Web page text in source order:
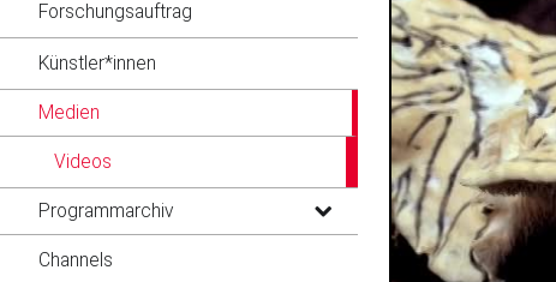
Forschungsauftrag
Künstler*innen
Medien
Videos
Programmarchiv
Channels